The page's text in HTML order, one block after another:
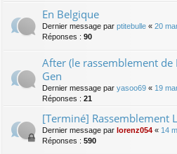
En Belgique
Dernier message par ptitebulle « 20
Réponses : 90
After (le rassemblement de
Gen
Dernier message par yasoo69 « 19
Réponses : 21
[Terminé] Rassemblement
Dernier message par lorenz054 « 14
Réponses : 590